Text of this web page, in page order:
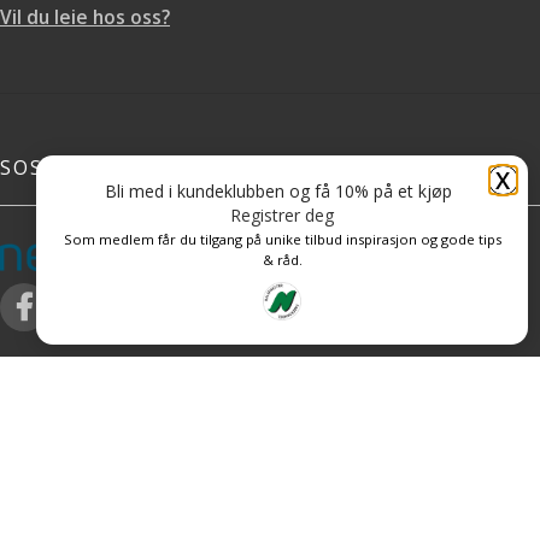
Vil du leie hos oss?
SOSIALE MEDIER X
Bli med i kundeklubben og få 10% på et kjøp
Registrer deg
Som medlem får du tilgang på unike tilbud inspirasjon og gode tips
& råd.